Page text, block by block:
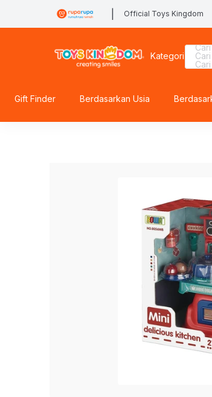
Official Toys Kingdom
Kategori
Gift Finder Berdasarkan Usia